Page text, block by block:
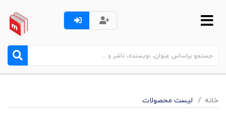
خانه لیست محصولات